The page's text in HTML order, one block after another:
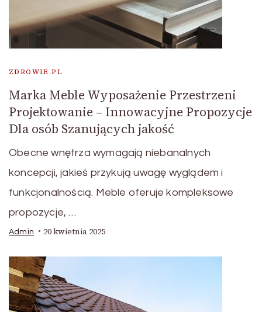
ZDROWIE.PL
Marka Meble Wyposażenie Przestrzeni
Projektowanie – Innowacyjne Propozycje
Dla osób Szanujących jakość
Obecne wnętrza wymagają niebanalnych
koncepcji, jakieś przykują uwagę wyglądem i
funkcjonalnością. Meble oferuje kompleksowe
propozycje, …
Admin 20 kwietnia 2025